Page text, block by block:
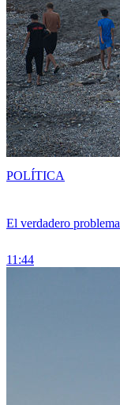
El verdadero
11:44
POLÍTICA